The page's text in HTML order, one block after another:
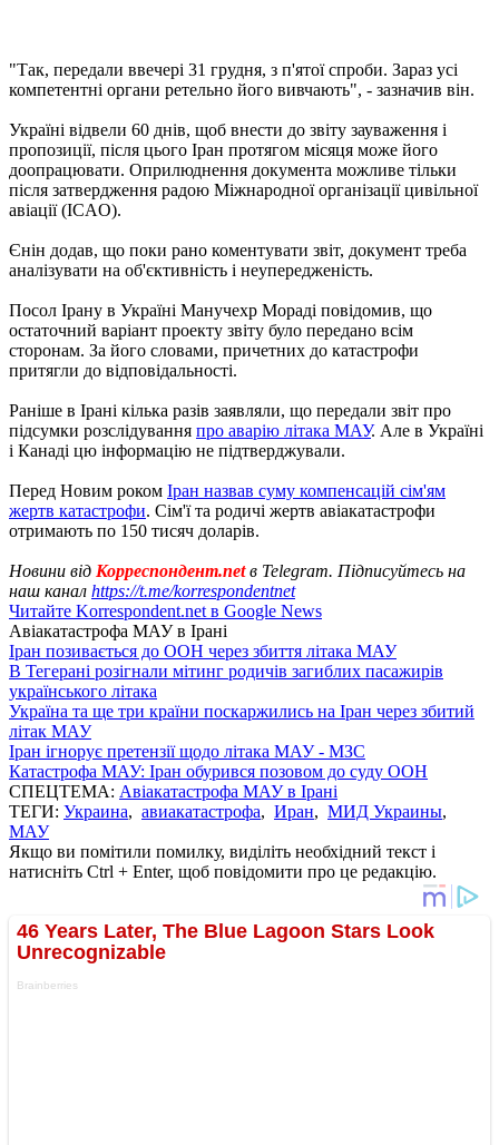
"Так, передали ввечері 31 грудня, з п'ятої спроби. Зараз усі
компетентні органи ретельно його вивчають", - зазначив він.
Україні відвели 60 днів, щоб внести до звіту зауваження і
пропозиції, після цього Іран протягом місяця може його
доопрацювати. Оприлюднення документа можливе тільки
після затвердження радою Міжнародної організації цивільної
авіації (ICAO).
Єнін додав, що поки рано коментувати звіт, документ треба
аналізувати на об'єктивність і неупередженість.
Посол Ірану в Україні Манучехр Мораді повідомив, що
остаточний варіант проекту звіту було передано всім
сторонам. За його словами, причетних до катастрофи
притягли до відповідальності.
Раніше в Ірані кілька разів заявляли, що передали звіт про
підсумки розслідування про аварію літака МАУ. Але в Україні
і Канаді цю інформацію не підтверджували.
Перед Новим роком Іран назвав суму компенсацій сім'ям
жертв катастрофи. Сім'ї та родичі жертв авіакатастрофи
отримають по 150 тисяч доларів.
Новини від Корреспондент.netв Telegram. Підписуйтесь на
наш канал https://t.me/korrespondentnet
Читайте Korrespondent.net в Google News
Авіакатастрофа МАУ в Ірані
Іран позивається до ООН через збиття літака МАУ
В Тегерані розігнали мітинг родичів загиблих пасажирів
українського літака
Україна та ще три країни поскаржились на Іран через збитий
літак МАУ
Іран ігнорує претензії щодо літака МАУ - МЗС
Катастрофа МАУ: Іран обурився позовом до суду ООН
СПЕЦТЕМА: Авіакатастрофа МАУ в Ірані
ТЕГИ: Украина, авиакатастрофа, Иран, МИД Украины,
МАУ
Якщо ви помітили помилку, виділіть необхідний текст і
натисніть Ctrl + Enter, щоб повідомити про це редакцію.